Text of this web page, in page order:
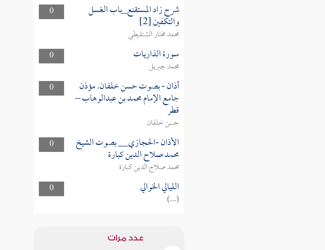
0
شرح زاد المستقنع_باب الغسل
والتكفين [2]
محمد مختار الشنقيطي
0
سورة الذاريات
محمد جبريل
0
أذان - بصوت حسن خلفان. مؤذن
جامع الإمام محمد بن عبدالوهاب –
قطر
حسن خلفان
0
الأذان -الحجازي__ بصوت الشيخ
محمد صلاح الدين كبارة
محمد صلاح الدين كبارة
0
الليالي الخوالي
(...)
عدد مرات